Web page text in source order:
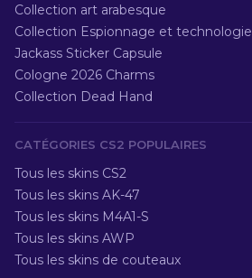
Collection art arabesque
Collection Espionnage et technologie
Jackass Sticker Capsule
Cologne 2026 Charms
Collection Dead Hand
CATÉGORIES CS2 POPULAIRES
Tous les skins CS2
Tous les skins AK-47
Tous les skins M4A1-S
Tous les skins AWP
Tous les skins de couteaux